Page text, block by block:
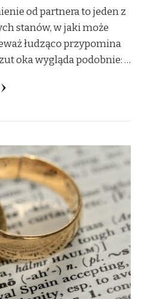
od partnera to jeden z
stanów, w jaki może
łudząco przypomina
oka wygląda podobnie: …